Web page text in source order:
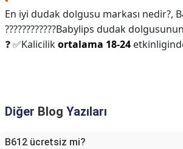
En iyi dudak dolgusu markası nedir?,
????????????Babylips dudak
❓ ✅Kalicilikortalama 18-24
Diğer Blog Yazıları
B612 ücretsiz mi?